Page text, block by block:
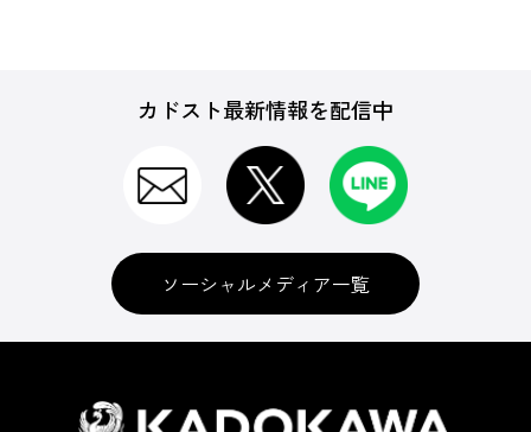
カドスト最新情報を配信中
ソーシャルメディア一覧